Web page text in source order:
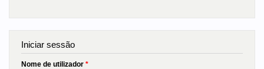
Iniciar sessão
Nome de utilizador *